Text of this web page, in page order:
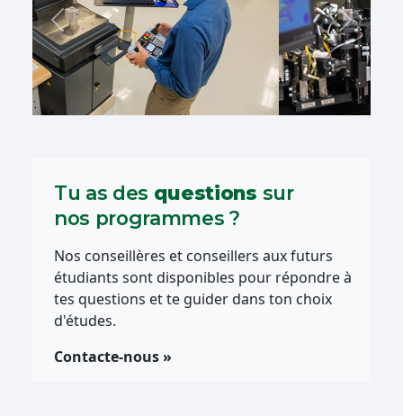
Précédent Suivant
Tu as des questions sur
nos programmes ?
Nos conseillères et conseillers aux futurs
étudiants sont disponibles pour répondre à
tes questions et te guider dans ton choix
d'études.
Contacte-nous »